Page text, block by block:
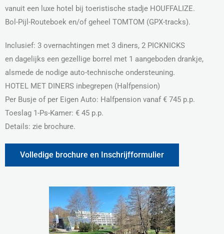
vanuit een luxe hotel bij toeristische stadje HOUFFALIZE.
Bol-Pijl-Routeboek en/of geheel TOMTOM (GPX-tracks).
Inclusief: 3 overnachtingen met 3 diners, 2 PICKNICKS
en dagelijks een gezellige borrel met 1 aangeboden drankje,
alsmede de nodige auto-technische ondersteuning.
HOTEL MET DINERS inbegrepen (Halfpension)
Per Busje of per Eigen Auto: Halfpension vanaf € 745 p.p.
Toeslag 1-Ps-Kamer: € 45 p.p.
Details: zie brochure.
Volledige brochure en Inschrijfformulier